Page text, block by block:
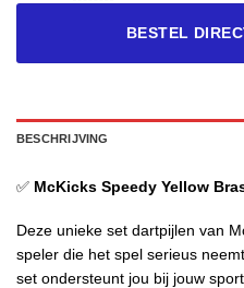
BESTEL
BESCHRIJVING
✅ McKicks Speedy Yellow
Deze unieke set dartpijlen van
speler die het spel serieus
set ondersteunt jou bij jouw